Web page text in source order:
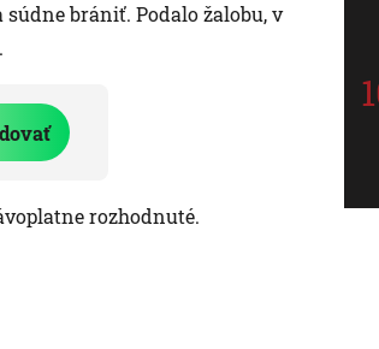
brániť. Podalo žalobu, v
rozhodnuté.